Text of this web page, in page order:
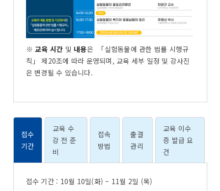
※ 교육 시간 및 내용은 「실험동물에 관한 법률 시행규
칙」 제20조에 따라 운영되며, 교육 세부 일정 및 강사진
은 변경될 수 있습니다.
접수
기간
교육 수
강 전 준
비
접속
방법
출결
관리
교육 이수
증 발급 요
건
접수 기간 : 10월 10일(화) ~ 11월 2일 (목)